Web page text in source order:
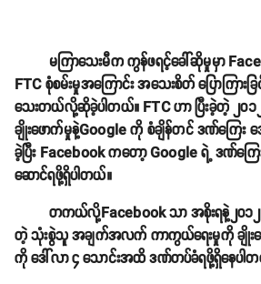
မကြာသေးမီက ကွန်ဖရင့်ခေါ်ဆိုမှုမှာ
FTC စုံစမ်းမှုအကြောင်း အသေးစိတ် ပြောကြားခ
သေးတယ်လို့ဆိုခဲ့ပါတယ်။ FTC ဟာ ပြီးခဲ့တဲ့ ၂
ချိုးဖောက်မှုနဲ့Google ကို စံချိန်တင် ဒဏ်ကြေး
ခဲ့ပြီး Facebook ကတော့ Google ရဲ့ ဒဏ်ကြေ
ဆောင်ရဖို့ရှိပါတယ်။
တကယ်လို့Facebook သာ အစိုးရနဲ့၂၀၁
တဲ့ သုံးစွဲသူ အချက်အလက် ကာကွယ်ရေးမှုကို ချို
ကို ဒေါ်လာ ၄ သောင်းအထိ ဒဏ်တပ်ခံရဖို့ရှိနေပါ